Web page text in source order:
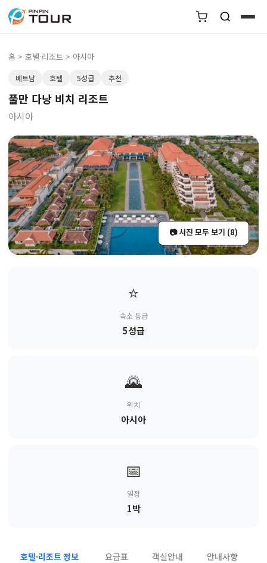
홈 > 호텔·리조트 > 아시아
베트남 호텔 5성급 추천
풀만 다낭 비치 리조트
아시아
📷 사진 모두 보기 (8)
⭐
숙소 등급
5성급
🌄
위치
아시아
📅
일정
1박
호텔·리조트 정보 요금표 객실안내 안내사항